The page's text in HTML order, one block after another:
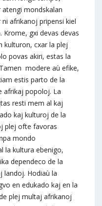
mondskalan
afrikanoj pripensi kiel
gxi devas devas
kulturon, cxar la plej
povas akiri, estas la
modere aù efike,
estis parto de la
afrikaj popoloj. La
resti mem al kaj
kaj kulturoj de la
plej ofte favoras
mondo
la kultura ebenigo,
dependeco de la
landoj. Hodiaù la
en edukado kaj en la
plej multaj afrikanoj